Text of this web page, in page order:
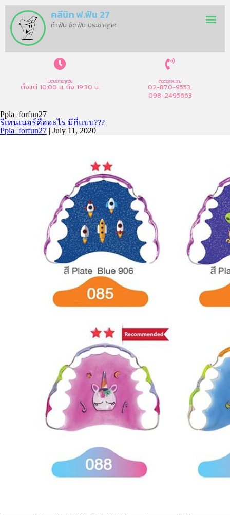
คลีนิก ฟ.ฟัน 27
ทำฟัน จัดฟัน ประชาอุทิศ
เปิดบริการทุกวัน
ตั้งแต่ 10:00 น. ถึง 19:30 น.
ติดต่อสอบถาม
02-870-9553,
098-2495663
Ppla_forfun27
รีเทนเนอร์คืออะไร มีกี่แบบ???
Ppla_forfun27 | July 11, 2020